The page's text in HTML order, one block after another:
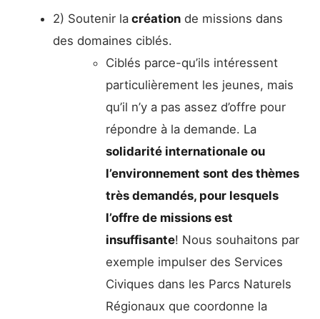
2) Soutenir la création de missions dans
des domaines ciblés.
Ciblés parce-qu’ils intéressent
particulièrement les jeunes, mais
qu’il n’y a pas assez d’offre pour
répondre à la demande. La
solidarité internationale ou
l’environnement sont des thèmes
très demandés, pour lesquels
l’offre de missions est
insuffisante! Nous souhaitons par
exemple impulser des Services
Civiques dans les Parcs Naturels
Régionaux que coordonne la